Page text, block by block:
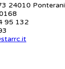
24010
95 132